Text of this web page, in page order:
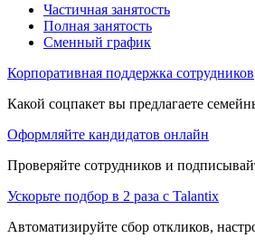
Частичная занятость
Полная занятость
Сменный график
Корпоративная поддержка сотрудников
Какой соцпакет вы предлагаете
Оформляйте кандидатов онлайн
Проверяйте сотрудников и
Ускорьте подбор в 2 раза с Talantix
Автоматизируйте сбор откликов,